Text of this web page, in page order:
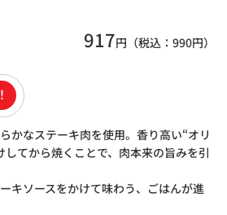
917円（税込： 990円）
かなステーキ肉を使用。香り高い“オリ
てから焼くことで、肉本来の旨みを引
キソースをかけて味わう、ごはんが進